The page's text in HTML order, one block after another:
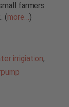
farmers
(more… )
irrigiation,